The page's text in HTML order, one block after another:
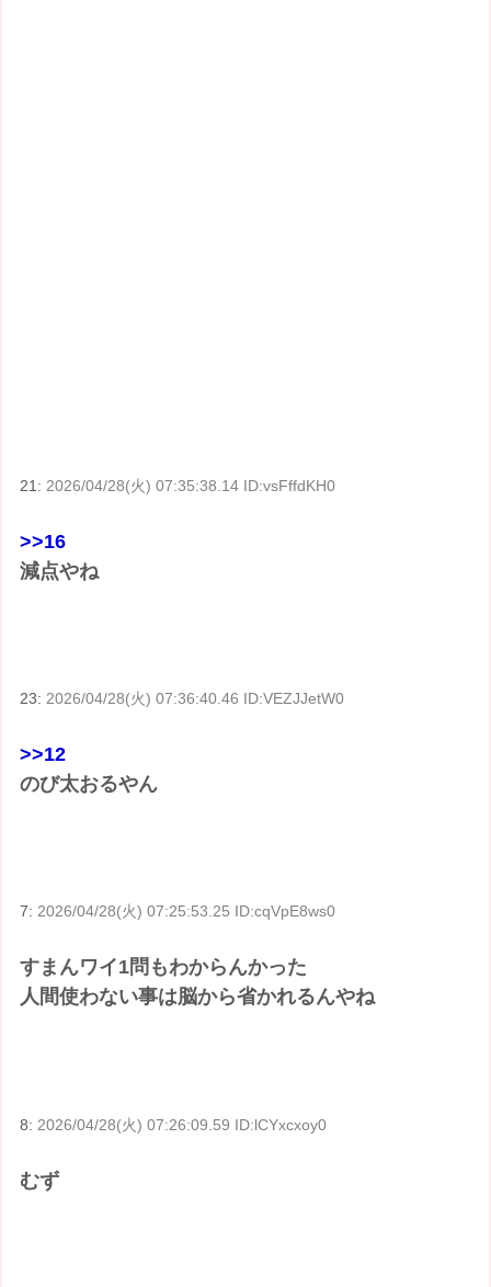
21: 2026/04/28(火) 07:35:38.14 ID:vsFffdKH0
>>16
減点やね
23: 2026/04/28(火) 07:36:40.46 ID:VEZJJetW0
>>12
のび太おるやん
7:2026/04/28(火) 07:25:53.25 ID:cqVpE8ws0
すまんワイ1問もわからんかった
人間使わない事は脳から省かれるんやね
8: 2026/04/28(火) 07:26:09.59 ID:lCYxcxoy0
むず